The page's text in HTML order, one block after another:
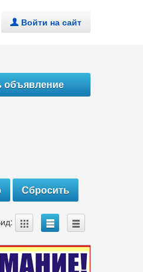
. Войти на сайт
объявление
A B C